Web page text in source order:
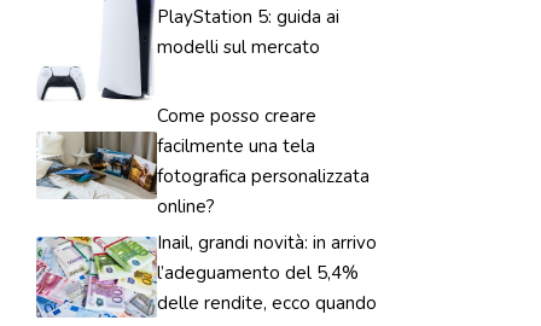
PlayStation 5: guida ai
modelli sul mercato
Come posso creare
facilmente una tela
fotografica personalizzata
online?
Inail, grandi novità: in arrivo
l’adeguamento del 5,4%
delle rendite, ecco quando